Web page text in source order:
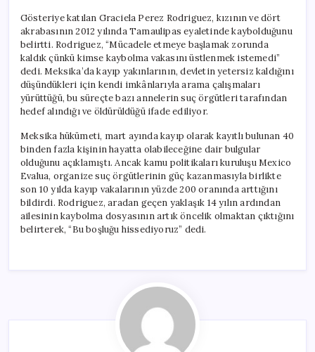
Gösteriye katılan Graciela Perez Rodriguez, kızının ve dört
akrabasının 2012 yılında Tamaulipas eyaletinde kaybolduğunu
belirtti. Rodriguez, “Mücadele etmeye başlamak zorunda
kaldık çünkü kimse kaybolma vakasını üstlenmek istemedi”
dedi. Meksika’da kayıp yakınlarının, devletin yetersiz kaldığını
düşündükleri için kendi imkânlarıyla arama çalışmaları
yürüttüğü, bu süreçte bazı annelerin suç örgütleri tarafından
hedef alındığı ve öldürüldüğü ifade ediliyor.
Meksika hükümeti, mart ayında kayıp olarak kayıtlı bulunan 40
binden fazla kişinin hayatta olabileceğine dair bulgular
olduğunu açıklamıştı. Ancak kamu politikaları kuruluşu Mexico
Evalua, organize suç örgütlerinin güç kazanmasıyla birlikte
son 10 yılda kayıp vakalarının yüzde 200 oranında arttığını
bildirdi. Rodriguez, aradan geçen yaklaşık 14 yılın ardından
ailesinin kaybolma dosyasının artık öncelik olmaktan çıktığını
belirterek, “Bu boşluğu hissediyoruz” dedi.